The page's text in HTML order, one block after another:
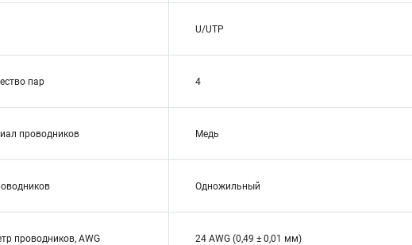
U/UTP
пар 4
проводников Медь
Одножильный
проводников, AWG 24 AWG (0,49 ± 0,01 мм)